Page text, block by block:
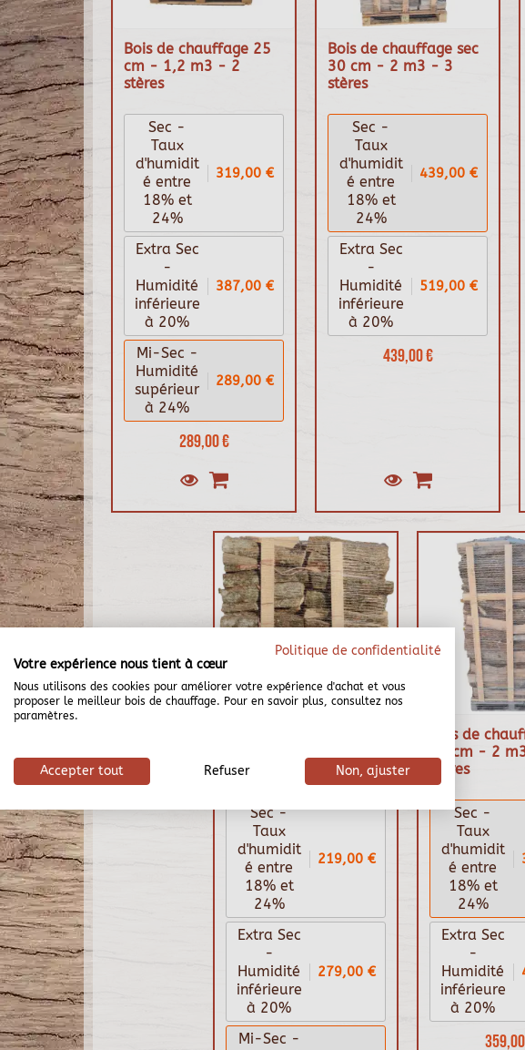
Bois de chauffage 25
cm - 1,2 m3 - 2
stères
289,00 €
Sec -
Taux
d'humidit
é entre
18% et
24%
319,00 €
Extra Sec
-
Humidité
inférieure
à 20%
387,00 €
Mi-Sec -
Humidité
supérieur
à 24%
289,00 €
Bois de chauffage sec
30 cm - 2 m3 - 3
stères
439,00 €
Sec -
Taux
d'humidit
é entre
18% et
24%
439,00 €
Extra Sec
-
Humidité
inférieure
à 20%
519,00 €
stères
Sec -
Taux
d'humidit
é entre
18% et
24%
219,00 €
Extra Sec
-
Humidité
inférieure
à 20%
279,00 €
Mi-Sec -
Bois de
50 cm - 2
stères
Sec -
Taux
d'humidit
é entre
18% et
24%
Extra Sec
-
Humidité
inférieure
à 20%
Politique de confidentialité
Votre expérience nous tient à cœur
Nous utilisons des cookies pour améliorer votre expérience d'achat et vous
proposer le meilleur bois de chauffage. Pour en savoir plus, consultez nos
paramètres.
Accepter tout Refuser Non, ajuster